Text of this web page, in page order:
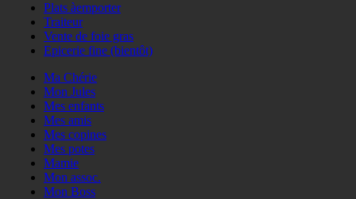
Plats àemporter
Traiteur
Vente de foie gras
Epicerie fine (bientôt)
Ma Chérie
Mon Jules
Mes enfants
Mes amis
Mes copines
Mes potes
Mamie
Mon assoc.
Mon Boss